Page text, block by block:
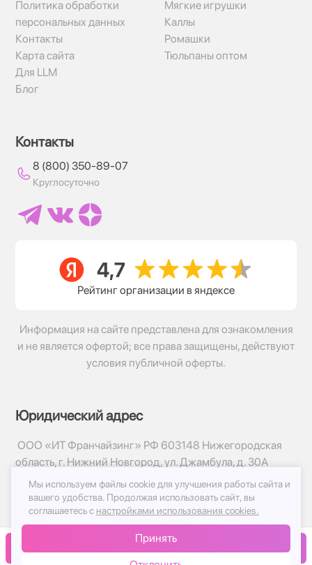
В корзину
Политика обработки
персональных данных
Контакты
Карта сайта
Для LLM
Блог
Мягкие игрушки
Каллы
Ромашки
Тюльпаны оптом
Контакты
8 (800) 350-89-07
Круглосуточно
Рейтинг организации в яндексе
Информация на сайте представлена для ознакомления
и не является офертой; все права защищены, действуют
условия публичной оферты.
Юридический адрес
ООО «ИТ Франчайзинг» РФ 603148 Нижегородская
область, г. Нижний Новгород, ул. Джамбула, д. 30А
© 2017-2026г, База Цветов 24.ру
Политика конфиденциальности
Публичная оферта
Мы используем файлы cookie для улучшения работы сайта и
вашего удобства. Продолжая использовать сайт, вы
соглашаетесь с настройками использования cookies.
Принять